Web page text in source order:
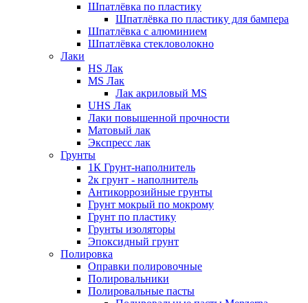
Шпатлёвка по пластику
Шпатлёвка по пластику для бампера
Шпатлёвка с алюминием
Шпатлёвка стекловолокно
Лаки
HS Лак
MS Лак
Лак акриловый MS
UHS Лак
Лаки повышенной прочности
Матовый лак
Экспресс лак
Грунты
1К Грунт-наполнитель
2к грунт - наполнитель
Антикоррозийные грунты
Грунт мокрый по мокрому
Грунт по пластику
Грунты изоляторы
Эпоксидный грунт
Полировка
Оправки полировочные
Полировальники
Полировальные пасты